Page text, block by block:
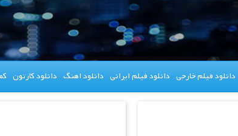
دانلود فیلم خارجی دانلود فیلم ایرانی دانلود اهنگ دانلود کارتون